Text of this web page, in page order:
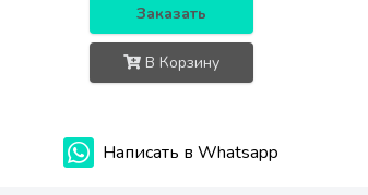
Заказать
В Корзину
Написать в Whatsapp